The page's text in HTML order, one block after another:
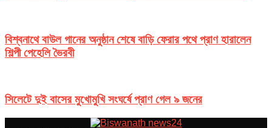
বিশ্বনাথে বাউল গানের অনুষ্ঠান শেষে বাড়ি ফেরার পথে প্রাণ হারালেন
শিল্পী পেহেলি ভৈরবী
সিলেটে দুই বাসের মুখোমুখি সংঘর্ষে প্রাণ গেল ৯ জনের